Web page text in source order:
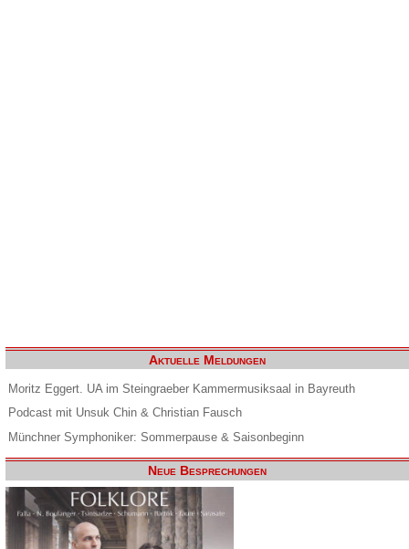
Aktuelle Meldungen
Moritz Eggert. UA im Steingraeber Kammermusiksaal in Bayreuth
Podcast mit Unsuk Chin & Christian Fausch
Münchner Symphoniker: Sommerpause & Saisonbeginn
Neue Besprechungen